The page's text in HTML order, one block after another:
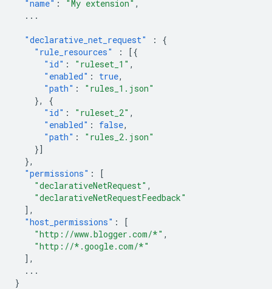
"name" : "My extension" ,
...
"declarative_net_request" :
{
"rule_resources"
:
[{
"id" : "ruleset_1" ,
"enabled" : true,
"path" :
"rules_1.json"
},
{
"id" : "ruleset_2" ,
"enabled" : false,
"path" :
"rules_2.json"
}]
},
"permissions" :
[
"declarativeNetRequest" ,
"declarativeNetRequestFeedback"
],
"host_permissions" :
[
"http://www.blogger.com/*" ,
"http://*.google.com/*"
],
...
}